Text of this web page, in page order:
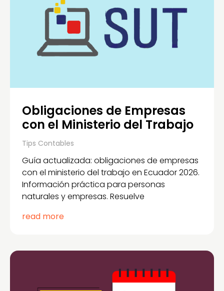
Obligaciones de Empresas
con el Ministerio del Trabajo
Tips Contables
Guía actualizada: obligaciones de empresas
con el ministerio del trabajo en Ecuador 2026.
Información práctica para personas
naturales y empresas. Resuelve
read more